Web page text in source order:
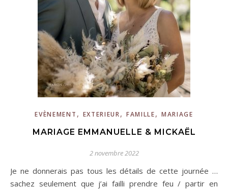
EVÈNEMENT , EXTERIEUR, FAMILLE, MARIAGE
MARIAGE EMMANUELLE & MICKAËL
2 novembre 2022
Je ne donnerais pas tous les détails de cette journée …
sachez seulement que j’ai failli prendre feu / partir en